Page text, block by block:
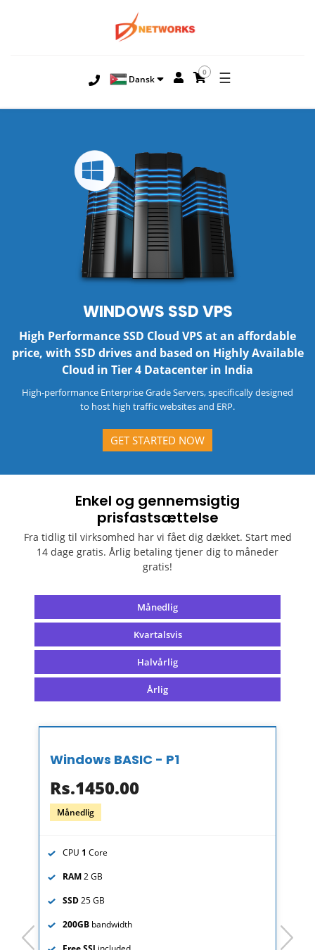
Dansk
0 ☰
WINDOWS SSD VPS
High Performance SSD Cloud VPS at an affordable
price, with SSD drives and based on Highly Available
Cloud in Tier 4 Datacenter in India
High-performance Enterprise Grade Servers, specifically designed
to host high traffic websites and ERP.
GET STARTED NOW
Enkel og gennemsigtig
prisfastsættelse
Fra tidlig til virksomhed har vi fået dig dækket. Start med
14 dage gratis. Årlig betaling tjener dig to måneder
gratis!
Månedlig
Kvartalsvis
Halvårlig
Årlig
Windows BASIC - P1
Rs.1450.00
Månedlig
CPU 1 Core
RAM2 GB
SSD25 GB
200GB bandwidth
prev next